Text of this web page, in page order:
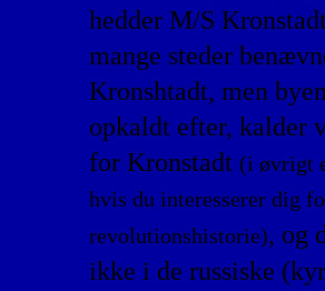
hedder M/S
mange steder
Kronshtadt, men
opkaldt efter, kalder
for Kronstadt (i øvrigt
hvis du interesserer dig
revolutionshistorie), og
ikke i de russiske